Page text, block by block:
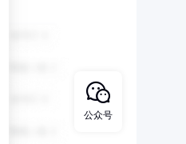
公众号